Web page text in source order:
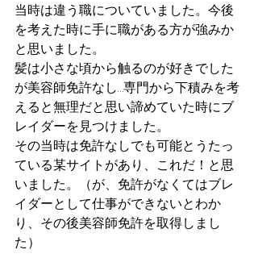
当時は違う職についていました。今後
を考えた時に手に職がある方が強みか
と思いました。
髪は小さな頃から触るのが好きでした
が美容師免許なし…専門から下積みを考
えると無理だと思い諦めていた時にブ
レイダーを見つけました。
その当時は免許なしでも可能とうたっ
ている某サイトがあり、これだ！と思
いました。（が、免許がなくてはブレ
イダーとして仕事ができないとわか
り、その後美容師免許を取得しまし
た）